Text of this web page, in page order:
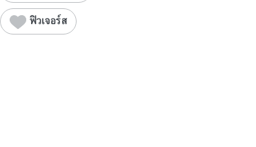
ฟิวเจอร์ส